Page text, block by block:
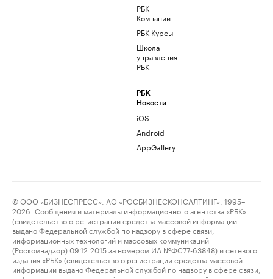
РБК
Компании
РБК Курсы
Школа
управления
РБК
РБК
Новости
iOS
Android
AppGallery
© ООО «БИЗНЕСПРЕСС», АО «РОСБИЗНЕСКОНСАЛТИНГ», 1995–
2026. Сообщения и материалы информационного агентства «РБК»
(свидетельство о регистрации средства массовой информации
выдано Федеральной службой по надзору в сфере связи,
информационных технологий и массовых коммуникаций
(Роскомнадзор) 09.12.2015 за номером ИА №ФС77-63848) и сетевого
издания «РБК» (свидетельство о регистрации средства массовой
информации выдано Федеральной службой по надзору в сфере связи,